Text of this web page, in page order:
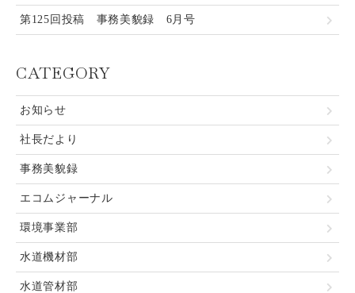
第125回投稿 事務美貌録 6月号
CATEGORY
お知らせ
社長だより
事務美貌録
エコムジャーナル
環境事業部
水道機材部
水道管材部